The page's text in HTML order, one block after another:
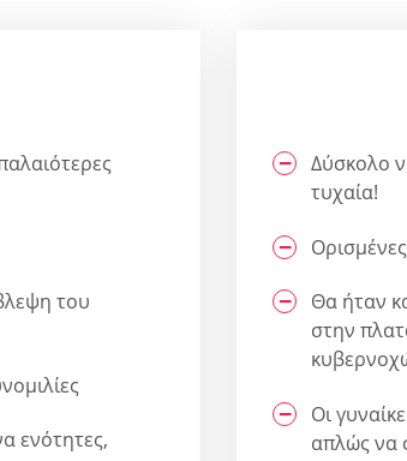
του
ενότητες,
Δύσκολο
τυχαία!
Ορισμένες
Θα ήταν
στην
Οι
απλώς να